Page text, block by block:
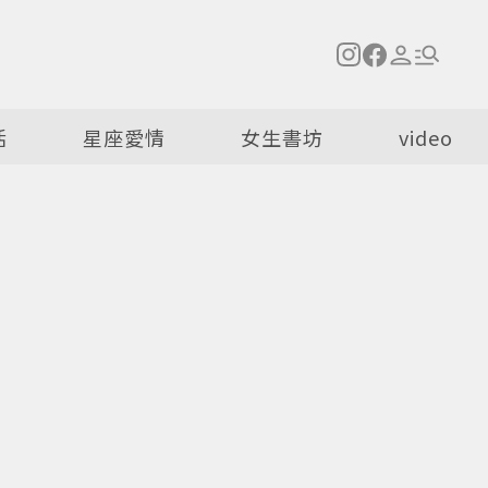
星座愛情 女生書坊 video